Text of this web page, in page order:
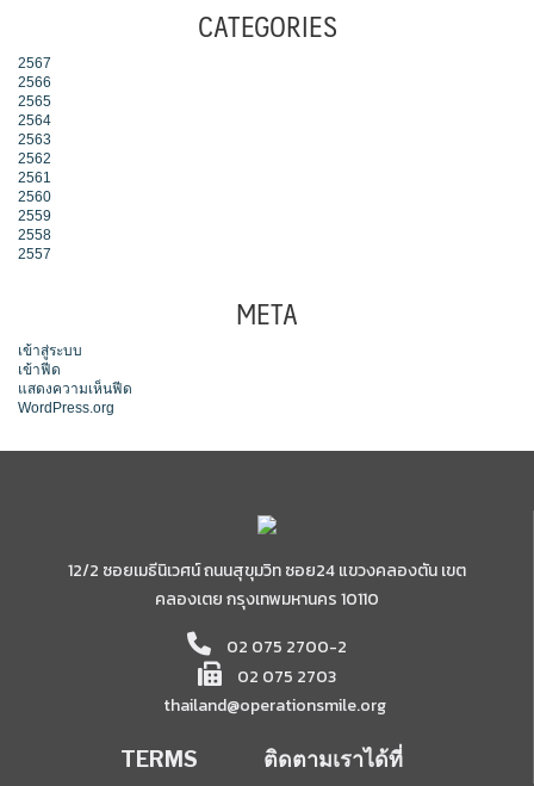
CATEGORIES
2567
2566
2565
2564
2563
2562
2561
2560
2559
2558
2557
META
เข้าสู่ระบบ
เข้าฟีด
แสดงความเห็นฟีด
WordPress.org
12/2 ซอยเมธีนิเวศน์ ถนนสุขุมวิท ซอย24 แขวงคลองตัน เขต
คลองเตย กรุงเทพมหานคร 10110
02 075 2700-2
02 075 2703
thailand@operationsmile.org
TERMS ติดตามเราได้ที่